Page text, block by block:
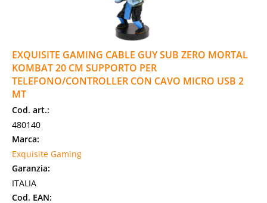
EXQUISITE GAMING CABLE GUY SUB ZERO MORTAL
KOMBAT 20 CM SUPPORTO PER
TELEFONO/CONTROLLER CON CAVO MICRO USB 2
MT
Cod. art.:
480140
Marca:
Exquisite Gaming
Garanzia:
ITALIA
Cod. EAN: